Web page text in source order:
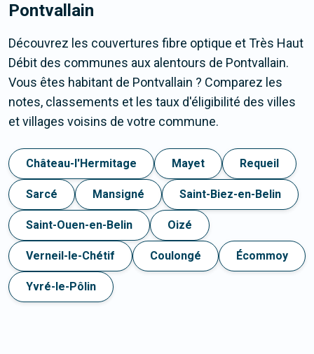
Pontvallain
Découvrez les couvertures fibre optique et Très Haut
Débit des communes aux alentours de Pontvallain.
Vous êtes habitant de Pontvallain ? Comparez les
notes, classements et les taux d'éligibilité des villes
et villages voisins de votre commune.
Château-l'Hermitage Mayet Requeil
Sarcé Mansigné Saint-Biez-en-Belin
Saint-Ouen-en-Belin Oizé
Verneil-le-Chétif Coulongé Écommoy
Yvré-le-Pôlin